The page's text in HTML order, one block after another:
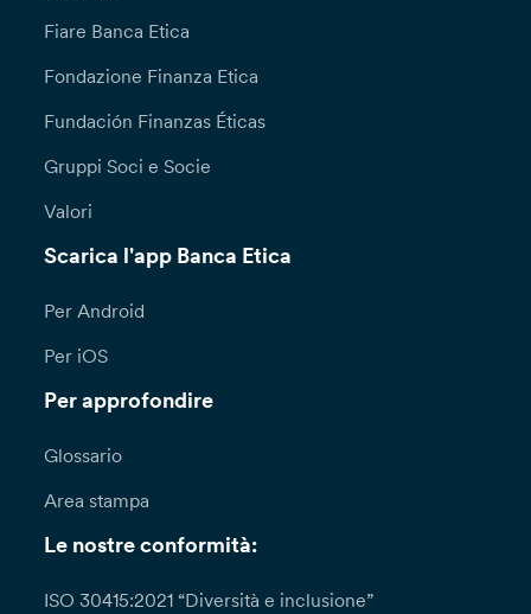
Fiare Banca Etica
Fondazione Finanza Etica
Fundación Finanzas Éticas
Gruppi Soci e Socie
Valori
Scarica l'app Banca Etica
Per Android
Per iOS
Per approfondire
Glossario
Area stampa
Le nostre conformità:
ISO 30415:2021 “Diversità e inclusione”